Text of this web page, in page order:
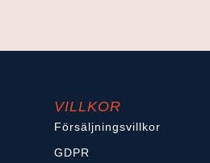
VILLKOR
Försäljningsvillkor
GDPR